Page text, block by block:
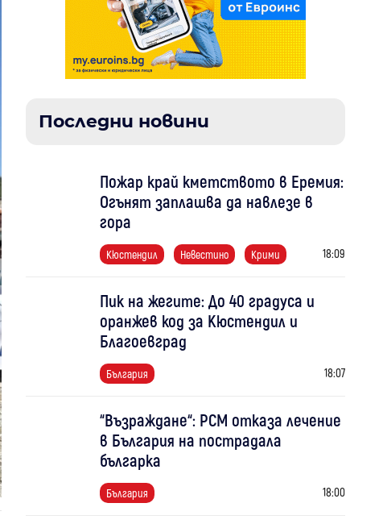
Последни новини
Пожар край кметството в Еремия:
Огънят заплашва да навлезе в
гора
Кюстендил Невестино Крими 18:09
Пик на жегите: До 40 градуса и
оранжев код за Кюстендил и
Благоевград
България 18:07
“Възраждане“: РСМ отказа лечение
в България на пострадала
българка
България 18:00